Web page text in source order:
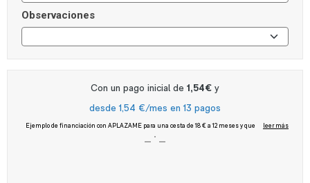
Observaciones